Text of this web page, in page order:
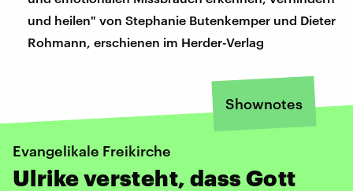
und heilen" von Stephanie Butenkemper und Dieter
Rohmann, erschienen im Herder-Verlag
Shownotes
Evangelikale Freikirche
Ulrike versteht, dass Gott